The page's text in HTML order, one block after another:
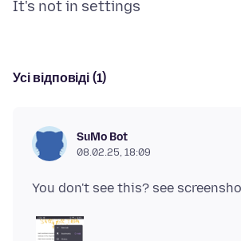
Усі відповіді (1)
SuMo Bot
08.02.25, 18:09